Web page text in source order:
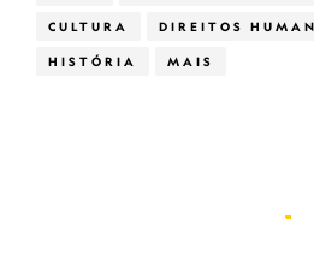
CULTURA DIREITOS
HISTÓRIA MAIS